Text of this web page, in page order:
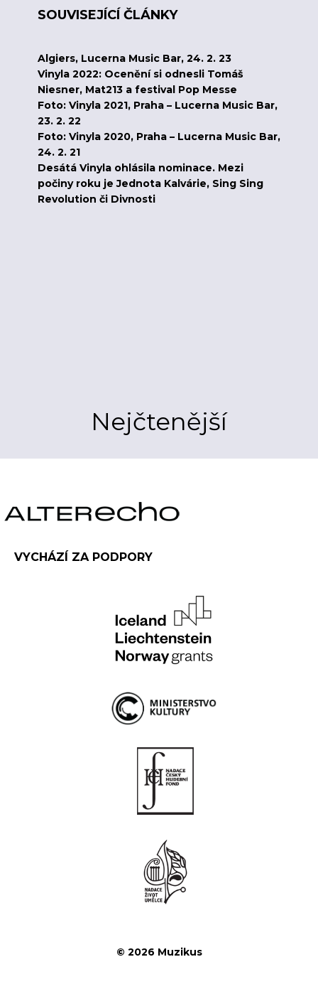
SOUVISEJÍCÍ ČLÁNKY
Algiers, Lucerna Music Bar, 24. 2. 23
Vinyla 2022: Ocenění si odnesli Tomáš
Niesner, Mat213 a festival Pop Messe
Foto: Vinyla 2021, Praha – Lucerna Music Bar,
23. 2. 22
Foto: Vinyla 2020, Praha – Lucerna Music Bar,
24. 2. 21
Desátá Vinyla ohlásila nominace. Mezi
počiny roku je Jednota Kalvárie, Sing Sing
Revolution či Divnosti
Nejčtenější
VYCHÁZÍ ZA PODPORY
© 2026 Muzikus